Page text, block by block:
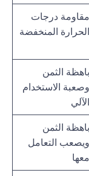
مقاومة درجات
الحرارة المنخفضة
باهظة الثمن
وصعبة الاستخدام
الآلي
باهظة الثمن
ويصعب التعامل
معها